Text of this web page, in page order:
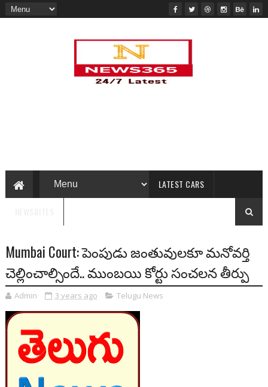
LATEST CARS
Mumbai Court: పెంపుడు జంతువులకూ మనోవర్తి
చెల్లించాల్సిందే.. ముంబయి కోర్టు సంచలన తీర్పు
Admin 3 years ago Telugu News